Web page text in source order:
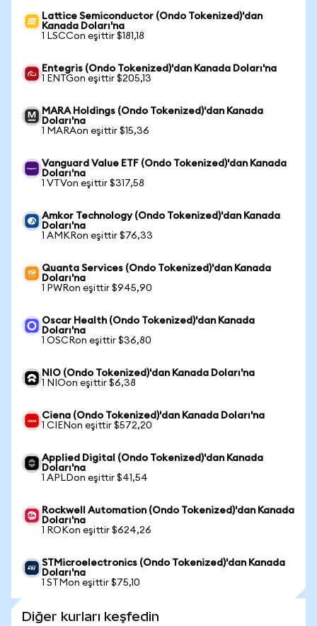
Lattice Semiconductor (Ondo Tokenized)'dan
Kanada Doları'na
1 LSCCon eşittir $181,18
Entegris (Ondo Tokenized)'dan Kanada Doları'na
1 ENTGon eşittir $205,13
MARA Holdings (Ondo Tokenized)'dan Kanada
Doları'na
1 MARAon eşittir $15,36
Vanguard Value ETF (Ondo Tokenized)'dan Kanada
Doları'na
1 VTVon eşittir $317,58
Amkor Technology (Ondo Tokenized)'dan Kanada
Doları'na
1 AMKRon eşittir $76,33
Quanta Services (Ondo Tokenized)'dan Kanada
Doları'na
1 PWRon eşittir $945,90
Oscar Health (Ondo Tokenized)'dan Kanada
Doları'na
1 OSCRon eşittir $36,80
NIO (Ondo Tokenized)'dan Kanada Doları'na
1 NIOon eşittir $6,38
Ciena (Ondo Tokenized)'dan Kanada Doları'na
1 CIENon eşittir $572,20
Applied Digital (Ondo Tokenized)'dan Kanada
Doları'na
1 APLDon eşittir $41,54
Rockwell Automation (Ondo Tokenized)'dan Kanada
Doları'na
1 ROKon eşittir $624,26
STMicroelectronics (Ondo Tokenized)'dan Kanada
Doları'na
1 STMon eşittir $75,10
Diğer kurları keşfedin